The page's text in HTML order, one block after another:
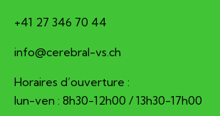
+41 27 346 70 44
hc.sv-larberec@ofni
Horaires d’ouverture :
lun-ven : 8h30-12h00 / 13h30-17h00